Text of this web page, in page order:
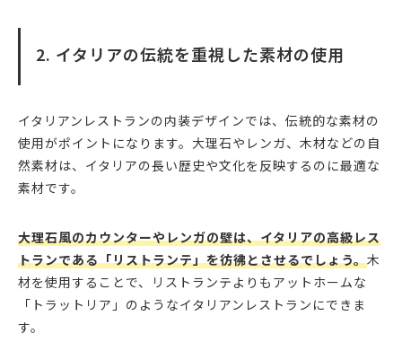
2. イタリアの伝統を重視した素材の使用
イタリアンレストランの内装デザインでは、伝統的な素材の
使用がポイントになります。大理石やレンガ、木材などの自
然素材は、イタリアの長い歴史や文化を反映するのに最適な
素材です。
大理石風のカウンターやレンガの壁は、イタリアの高級レス
トランである「リストランテ」を彷彿とさせるでしょう。木
材を使用することで、リストランテよりもアットホームな
「トラットリア」のようなイタリアンレストランにできま
す。